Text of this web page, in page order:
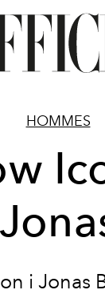
HOMMES
i Jonas